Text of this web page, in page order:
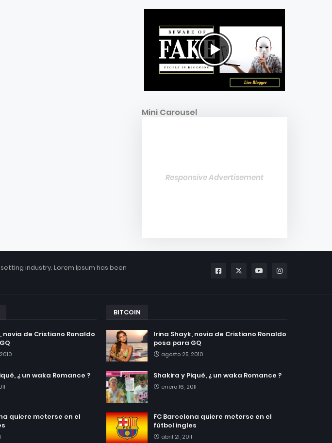
Mini Carousel
Responsive Advertisement
industry. Lorem Ipsum has been
novia de Cristiano Ronaldo
¿ un waka Romance ?
quiere meterse en el
BITCOIN
Irina Shayk, novia de Cristiano Ronaldo
posa para GQ
agosto 25, 2010
Shakira y Piqué, ¿ un waka Romance ?
enero 16, 2011
FC Barcelona quiere meterse en el
fútbol ingles
abril 21, 2011